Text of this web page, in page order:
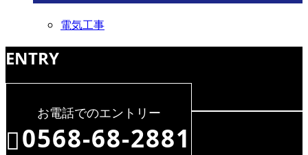
電気工事
ENTRY
お電話でのエントリー
0568-68-2881